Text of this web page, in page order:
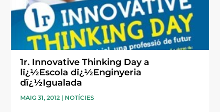
1r. Innovative Thinking Day a
lï¿½Escola dï¿½Enginyeria
dï¿½Igualada
MAIG 31, 2012 | NOTÍCIES